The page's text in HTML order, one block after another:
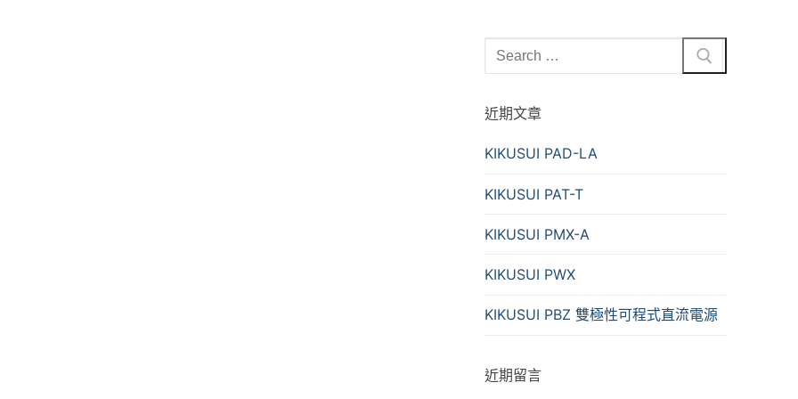
Search
for:
近期文章
KIKUSUI PAD-LA
KIKUSUI PAT-T
KIKUSUI PMX-A
KIKUSUI PWX
KIKUSUI PBZ 雙極性可程式直流電源
近期留言